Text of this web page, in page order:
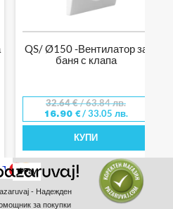
QS/ Ø150 -Вентилатор за
баня с клапа
32.64€/ 63.84 лв.
16.90 €/ 33.05 лв.
КУПИ
- Надежден
за покупки